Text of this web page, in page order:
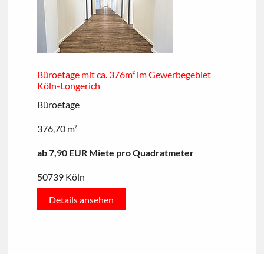
Büroetage mit ca. 376m² im Gewerbegebiet
Köln-Longerich
Büroetage
376,70 m²
ab 7,90 EUR Miete pro Quadratmeter
50739 Köln
Details ansehen